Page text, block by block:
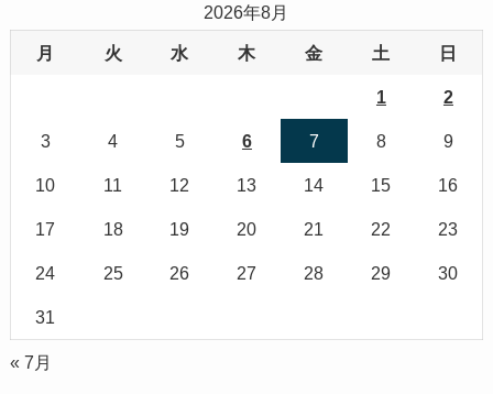
2026年8月
月 火 水 木 金 土 日
1 2
3 4 5 6 7 8 9
10 11 12 13 14 15 16
17 18 19 20 21 22 23
24 25 26 27 28 29 30
31
« 7月